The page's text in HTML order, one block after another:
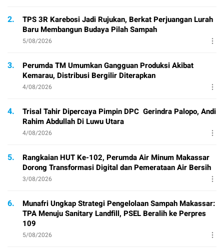
2.
TPS 3R Karebosi Jadi Rujukan, Berkat Perjuangan Lurah
Baru Membangun Budaya Pilah Sampah
5/08/2026
3.
Perumda TM Umumkan Gangguan Produksi Akibat
Kemarau, Distribusi Bergilir Diterapkan
4/08/2026
4.
Trisal Tahir Dipercaya Pimpin DPC Gerindra Palopo, Andi
Rahim Abdullah Di Luwu Utara
4/08/2026
5.
Rangkaian HUT Ke-102, Perumda Air Minum Makassar
Dorong Transformasi Digital dan Pemerataan Air Bersih
3/08/2026
6.
Munafri Ungkap Strategi Pengelolaan Sampah Makassar:
TPA Menuju Sanitary Landfill, PSEL Beralih ke Perpres
109
5/08/2026